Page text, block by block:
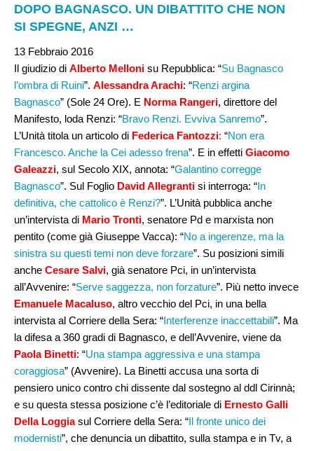
DOPO BAGNASCO. UN DIBATTITO CHE NON
SI SPEGNE, ANZI …
13 Febbraio 2016
Il giudizio di Alberto Melloni su Repubblica: “Su Bagnasco
l’ombra di Ruini”. Alessandra Arachi: “Renzi argina
Bagnasco” (Sole 24 Ore). E Norma Rangeri, direttore del
Manifesto, loda Renzi: “Bravo Renzi. Evviva Sanremo”.
L’Unità titola un articolo di Federica Fantozzi: “Non era
Francesco. Anche la Cei adesso frena”. E in effetti Giacomo
Galeazzi, sul Secolo XIX, annota: “Galantino corregge
Bagnasco”. Sul Foglio David Allegranti si interroga: “In
definitiva, che cattolico è Renzi?”. L’Unità pubblica anche
un’intervista di Mario Tronti, senatore Pd e marxista non
pentito (come già Giuseppe Vacca): “No a ingerenze, ma la
sinistra su questi temi non deve forzare”. Su posizioni simili
anche Cesare Salvi, già senatore Pci, in un’intervista
all’Avvenire: “Serve saggezza, non forzature”. Più netto invece
Emanuele Macaluso, altro vecchio del Pci, in una bella
intervista al Corriere della Sera: “Interferenze inaccettabili”. Ma
la difesa a 360 gradi di Bagnasco, e dell’Avvenire, viene da
Paola Binetti: “Una stampa aggressiva e una stampa
coraggiosa” (Avvenire). La Binetti accusa una sorta di
pensiero unico contro chi dissente dal sostegno al ddl Cirinnà;
e su questa stessa posizione c’è l’editoriale di Ernesto Galli
Della Loggiasul Corriere della Sera: “Il fronte unico dei
modernisti”, che denuncia un dibattito, sulla stampa e in Tv, a